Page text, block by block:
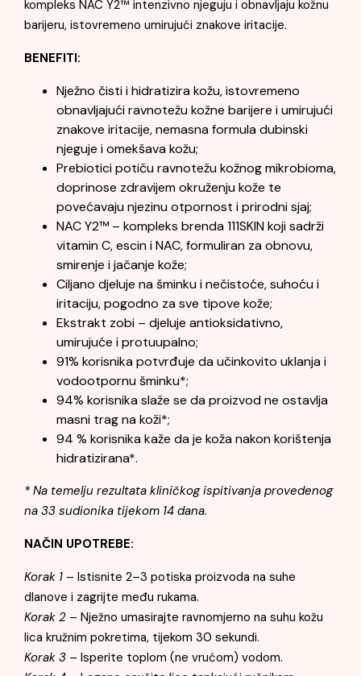
kompleks NAC Y2™ intenzivno njeguju i obnavljaju kožnu
barijeru, istovremeno umirujući znakove iritacije.
BENEFITI:
Nježno čisti i hidratizira kožu, istovremeno
obnavljajući ravnotežu kožne barijere i umirujući
znakove iritacije, nemasna formula dubinski
njeguje i omekšava kožu;
Prebiotici potiču ravnotežu kožnog mikrobioma,
doprinose zdravijem okruženju kože te
povećavaju njezinu otpornost i prirodni sjaj;
NAC Y2™ – kompleks brenda 111SKIN koji sadrži
vitamin C, escin i NAC, formuliran za obnovu,
smirenje i jačanje kože;
Ciljano djeluje na šminku i nečistoće, suhoću i
iritaciju, pogodno za sve tipove kože;
Ekstrakt zobi – djeluje antioksidativno,
umirujuće i protuupalno;
91% korisnika potvrđuje da učinkovito uklanja i
vodootpornu šminku*;
94% korisnika slaže se da proizvod ne ostavlja
masni trag na koži*;
94 % korisnika kaže da je koža nakon korištenja
hidratizirana*.
* Na temelju rezultata kliničkog ispitivanja provedenog
na 33 sudionika tijekom 14 dana.
NAČIN UPOTREBE:
Korak 1 – Istisnite 2–3 potiska proizvoda na suhe
dlanove i zagrijte među rukama.
Korak 2 – Nježno umasirajte ravnomjerno na suhu kožu
lica kružnim pokretima, tijekom 30 sekundi.
Korak 3 – Isperite toplom (ne vrućom) vodom.